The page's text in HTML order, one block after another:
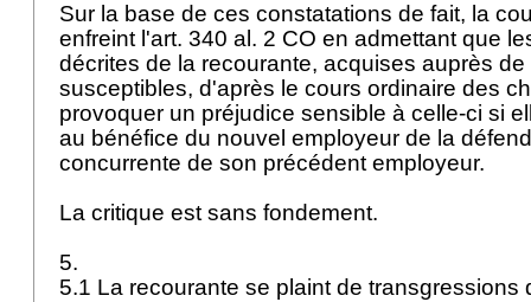
Sur la base de ces constatations de fait, la
enfreint l'art. 340 al. 2 CO en admettant que
décrites de la recourante, acquises auprès
susceptibles, d'après le cours ordinaire des
provoquer un préjudice sensible à celle-ci si
au bénéfice du nouvel employeur de la
concurrente de son précédent employeur.
La critique est sans fondement.
5.
5.1 La recourante se plaint de transgressions